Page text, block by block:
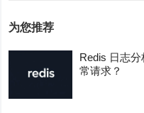
为您推荐
Redis 日志
常请求？